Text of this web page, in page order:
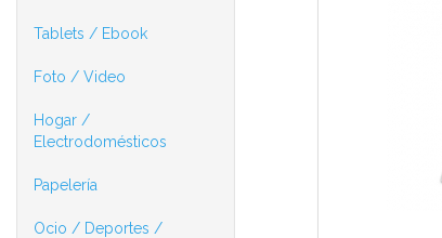
Tablets / Ebook
Foto / Video
Hogar /
Electrodomésticos
Papelería
Ocio / Deportes /